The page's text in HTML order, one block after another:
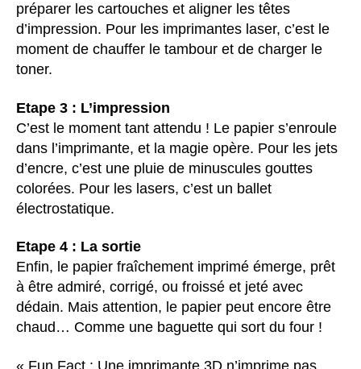
préparer les cartouches et aligner les têtes
d’impression. Pour les imprimantes laser, c’est le
moment de chauffer le tambour et de charger le
toner.
Etape 3 : L’impression
C’est le moment tant attendu ! Le papier s’enroule
dans l’imprimante, et la magie opère. Pour les jets
d’encre, c’est une pluie de minuscules gouttes
colorées. Pour les lasers, c’est un ballet
électrostatique.
Etape 4 : La sortie
Enfin, le papier fraîchement imprimé émerge, prêt
à être admiré, corrigé, ou froissé et jeté avec
dédain. Mais attention, le papier peut encore être
chaud… Comme une baguette qui sort du four !
« Fun Fact : Une imprimante 3D n’imprime pas